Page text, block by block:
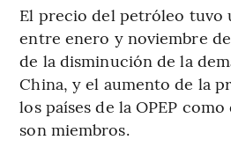
El precio del petróleo tuvo
entre enero y noviembre
de la disminución de la
China, y el aumento de la
los países de la OPEP
son miembros.